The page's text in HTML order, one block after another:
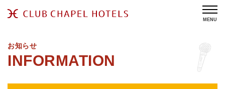
MENU
お知らせ